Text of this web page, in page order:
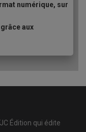
numérique, sur
aux
Édition qui édite